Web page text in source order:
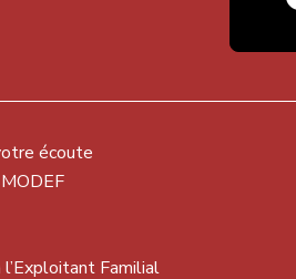
écoute
l’Exploitant Familial